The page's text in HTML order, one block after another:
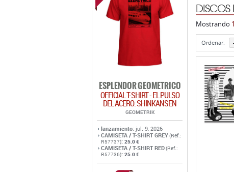
ESPLENDOR GEOMETRICO
OFFICIAL T-SHIRT - EL PULSO
DEL ACERO: SHINKANSEN
GEOMETRIK
lanzamiento: jul. 9, 2026
CAMISETA / T-SHIRT GREY(Ref.:
R57737): 25.0 €
CAMISETA / T-SHIRT RED(Ref.:
R57736): 25.0 €
DISCOS
Mostrando 1
Ordenar: